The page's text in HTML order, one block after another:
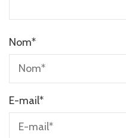
Nom*
E-mail*